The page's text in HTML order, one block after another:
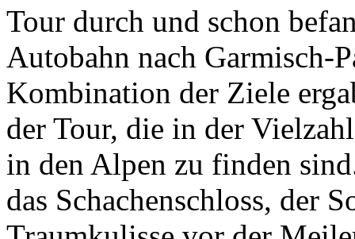
Tour durch und schon
Autobahn nach Garmisch-
Kombination der Ziele
der Tour, die in der
in den Alpen zu finden
das Schachenschloss, der